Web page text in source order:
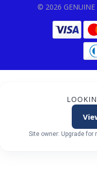
© 2026 GENUINE
Site owner: Upgrade